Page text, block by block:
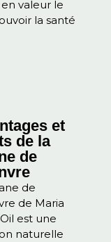
valeur le
la santé
et
de la
de
de
de Maria
est une
naturelle